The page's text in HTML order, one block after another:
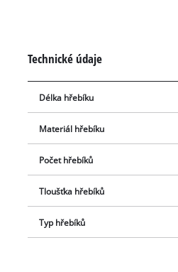
Technické údaje
Délka hřebíku
Materiál hřebíku
Počet hřebíků
Tloušťka hřebíků
Typ hřebíků